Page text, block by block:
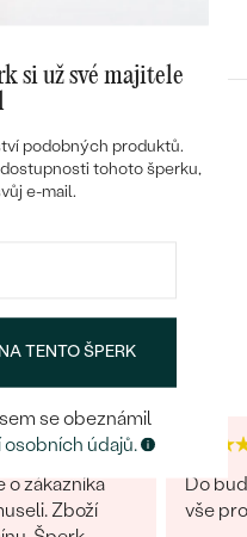
ct
- 1.7 mm (0.02ct), 1 ks - 1.5 mm
1 ks - 1.25 mm (0.0075ct)
recenze
o zákazníka
Zboží
Do
vše
si už své majitele
podobných produktů.
tohoto šperku,
e-mail.
TENTO ŠPERK
se obeznámil
údajů.